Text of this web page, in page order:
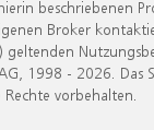
beschriebenen
Broker
) geltenden
1998 - 2026. Das
vorbehalten.